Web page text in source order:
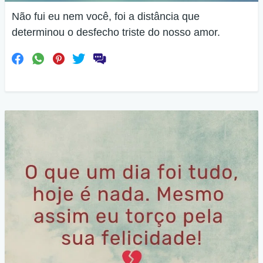
Não fui eu nem você, foi a distância que
determinou o desfecho triste do nosso amor.